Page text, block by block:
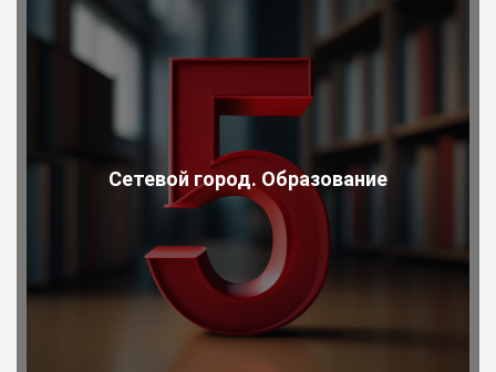
Сетевой город. Образование